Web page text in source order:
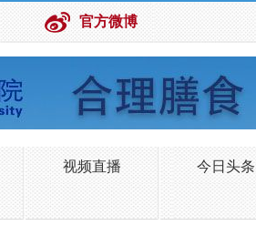
官方微博
视频直播 今日头条